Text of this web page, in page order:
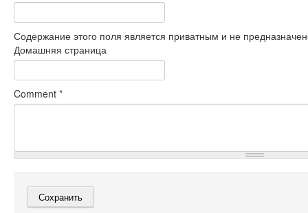
Содержание этого поля является приватным и не
Домашняя страница
Comment *